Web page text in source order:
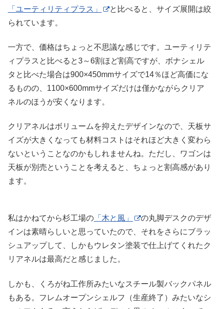
「ユーティリティプラス」
と比べると、サイズ展開は絞
られています。
一方で、価格はちょっと不思議な感じです。ユーティリテ
ィプラスと比べると3～6割ほど割高ですが、ボナシェル
タと比べた場合は900×450mmサイズで14％ほど高価にな
るものの、1100×600mmサイズだけは僅かながらクリア
ネルのほうが安くなります。
クリアネルはボリュームを抑えたデザインなので、天板サ
イズが大きくなっても材料コストはそれほど大きく変わら
ないということなのかもしれませんね。ただし、ワゴンは
天板が別売ということを考えると、ちょっと割高感があり
ます。
私はかねてから杉工場の 「木と風」
の丸脚デスクのデザ
インは素晴らしいと思っていたので、それをさらにブラッ
シュアップして、しかもウレタン塗装で仕上げてくれたク
リアネルは最高だと感じました。
しかも、くろがね工作所みたいなスチール製バックパネル
もある。フレムオープンシェルフ（生産終了）みたいなシ